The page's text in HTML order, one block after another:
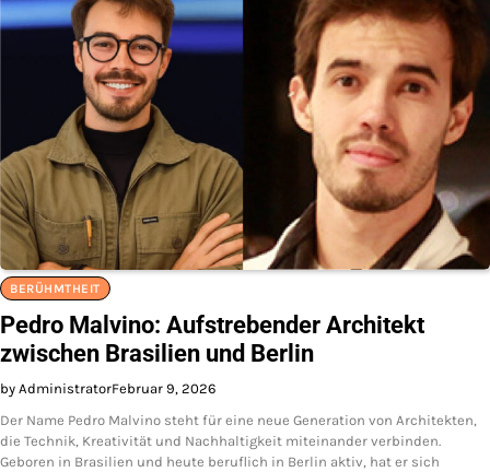
BERÜHMTHEIT
Pedro Malvino: Aufstrebender Architekt
zwischen Brasilien und Berlin
by AdministratorFebruar 9, 2026
Der Name Pedro Malvino steht für eine neue Generation von Architekten,
die Technik, Kreativität und Nachhaltigkeit miteinander verbinden.
Geboren in Brasilien und heute beruflich in Berlin aktiv, hat er sich